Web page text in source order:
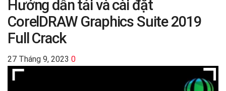
Hướng dẫn tải và cài đặt
CorelDRAW Graphics Suite 2019
Full Crack
27 Tháng 9, 2023 0